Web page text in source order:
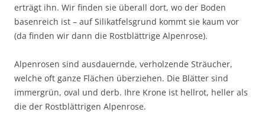
erträgt ihn. Wir finden sie überall dort, wo der Boden
basenreich ist – auf Silikatfelsgrund kommt sie kaum vor
(da finden wir dann die Rostblättrige Alpenrose).
Alpenrosen sind ausdauernde, verholzende Sträucher,
welche oft ganze Flächen überziehen. Die Blätter sind
immergrün, oval und derb. Ihre Krone ist hellrot, heller als
die der Rostblättrigen Alpenrose.